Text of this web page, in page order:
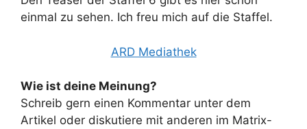
einmal zu sehen. Ich freu mich auf die Staffel.
ARD Mediathek
Wie ist deine Meinung?
Schreib gern einen Kommentar unter dem
Artikel oder diskutiere mit anderen im Matrix-